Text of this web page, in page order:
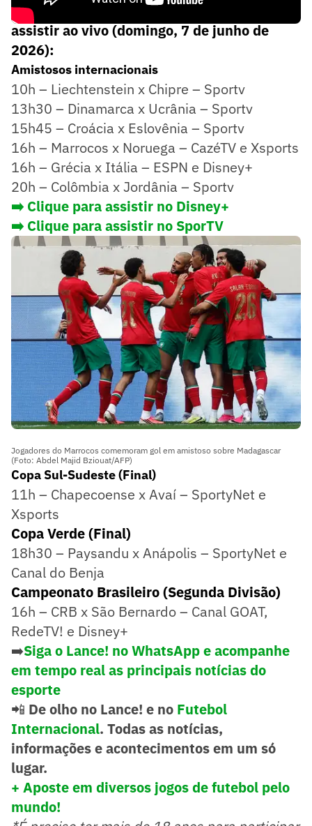
Confira os jogos de hoje, horários e onde
assistir ao vivo (domingo, 7 de junho de
2026):
Amistosos internacionais
10h – Liechtenstein x Chipre – Sportv
13h30 – Dinamarca x Ucrânia – Sportv
15h45 – Croácia x Eslovênia – Sportv
16h – Marrocos x Noruega – CazéTV e Xsports
16h – Grécia x Itália – ESPN e Disney+
20h – Colômbia x Jordânia – Sportv
➡️ Clique para assistir no Disney+
➡️ Clique para assistir no SporTV
Jogadores do Marrocos comemoram gol em amistoso sobre Madagascar
(Foto: Abdel Majid Bziouat/AFP)
Copa Sul-Sudeste (Final)
11h – Chapecoense x Avaí – SportyNet e
Xsports
Copa Verde (Final)
18h30 – Paysandu x Anápolis – SportyNet e
Canal do Benja
Campeonato Brasileiro (Segunda Divisão)
16h – CRB x São Bernardo – Canal GOAT,
RedeTV! e Disney+
➡️Siga o Lance! no WhatsApp e acompanhe
em tempo real as principais notícias do
esporte
📲 De olho no Lance! e no Futebol
Internacional. Todas as notícias,
informações e acontecimentos em um só
lugar.
+ Aposte em diversos jogos de futebol pelo
mundo!